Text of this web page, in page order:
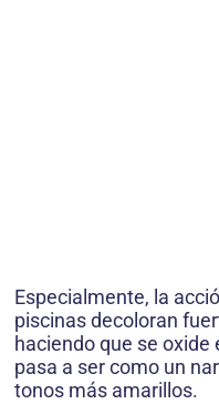
Especialmente, la
piscinas decoloran
haciendo que se oxide
pasa a ser como un
tonos más amarillos.